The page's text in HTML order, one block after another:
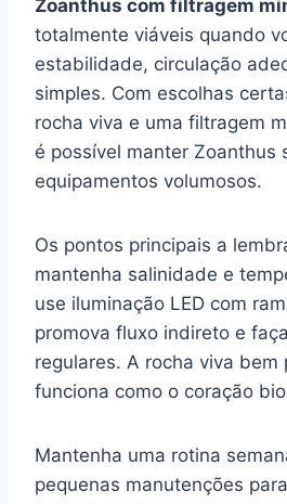
Zoanthus com filtragem
totalmente viáveis quando
estabilidade, circulação
simples. Com escolhas
rocha viva e uma filtragem
é possível manter Zoanthus
equipamentos volumosos.
Os pontos principais a
mantenha salinidade e
use iluminação LED com
promova fluxo indireto e
regulares. A rocha viva bem
funciona como o coração
Mantenha uma rotina
pequenas manutenções